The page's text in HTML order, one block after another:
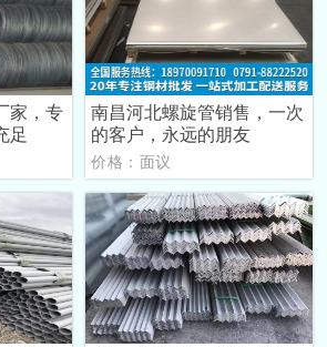
家，专
足
南昌河北螺旋管销售，一次
的客户，永远的朋友
价格：面议